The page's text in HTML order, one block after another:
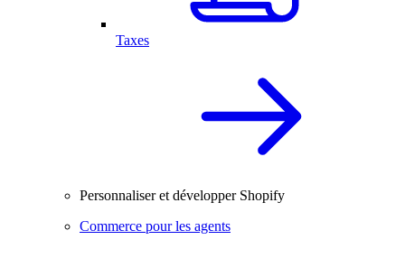
Taxes
Personnaliser et développer Shopify
Commerce pour les agents